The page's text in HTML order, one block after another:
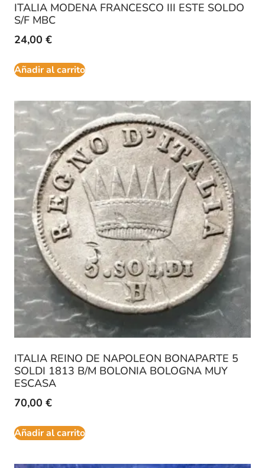
ITALIA MODENA FRANCESCO III ESTE SOLDO
S/F MBC
24,00 €
Añadir al carrito
ITALIA REINO DE NAPOLEON BONAPARTE 5
SOLDI 1813 B/M BOLONIA BOLOGNA MUY
ESCASA
70,00 €
Añadir al carrito